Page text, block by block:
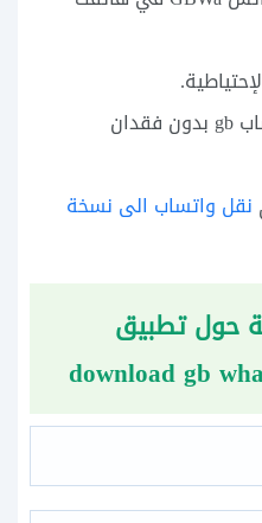
ومبروك عليك نقل الواتساب gb بدون فقدان
نقل واتساب الى نسخة
حول تطبيق